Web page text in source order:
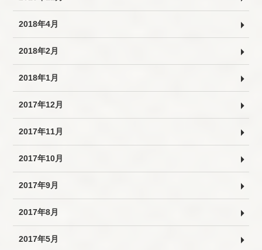
2018年4月
2018年2月
2018年1月
2017年12月
2017年11月
2017年10月
2017年9月
2017年8月
2017年5月